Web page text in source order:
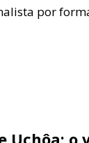
por
Uchôa: o